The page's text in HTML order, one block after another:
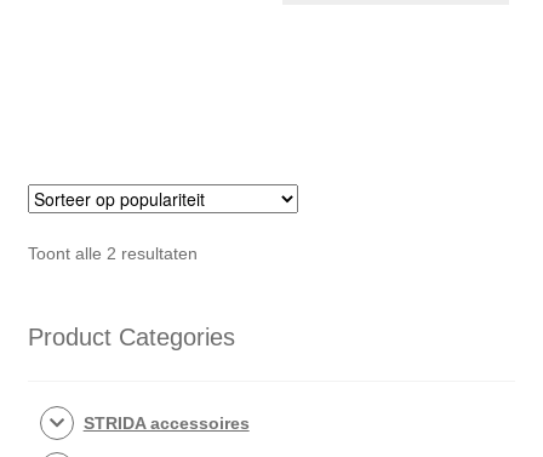
Toont alle 2 resultatenGesorteerd
Product Categories
STRIDA accessoires